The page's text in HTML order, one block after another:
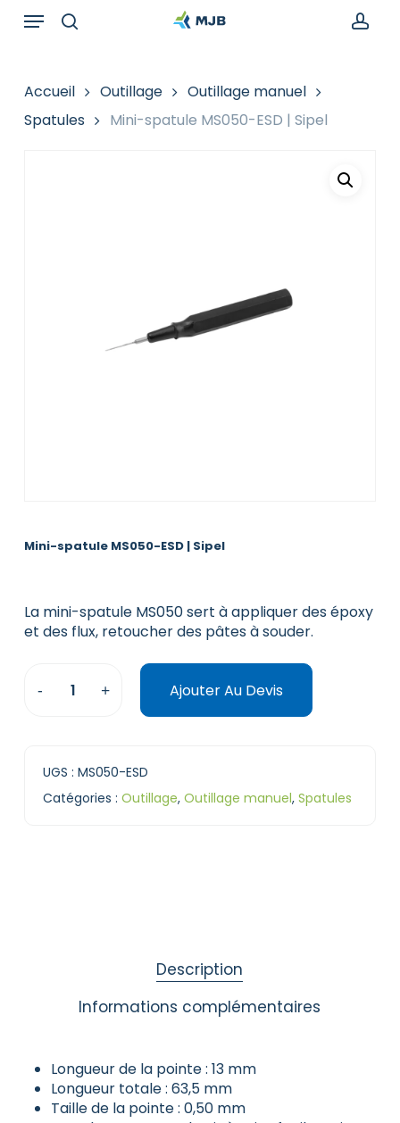
Recherche
Menu
Accueil Outillage
Outillage manuel
Spatules
Mini-spatule MS050-ESD | Sipel
Mini-spatule MS050-ESD | Sipel
La mini-spatule MS050 sert à appliquer des époxy
et des flux, retoucher des pâtes à souder.
Ajouter Au Devis
UGS : MS050-ESD
Catégories : Outillage, Outillage manuel, Spatules
Description
Informations complémentaires
Longueur de la pointe : 13 mm
Longueur totale : 63,5 mm
Taille de la pointe : 0,50 mm